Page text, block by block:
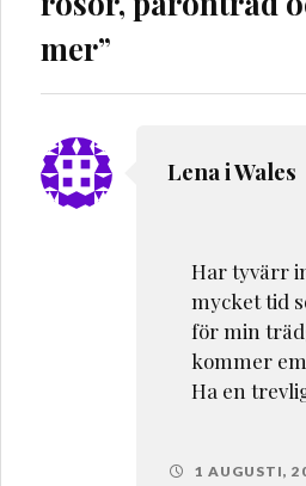
mer”
Lena i Wales
Har tyvärr
mycket tid
för min
kommer
Ha en
1 AUGUSTI,